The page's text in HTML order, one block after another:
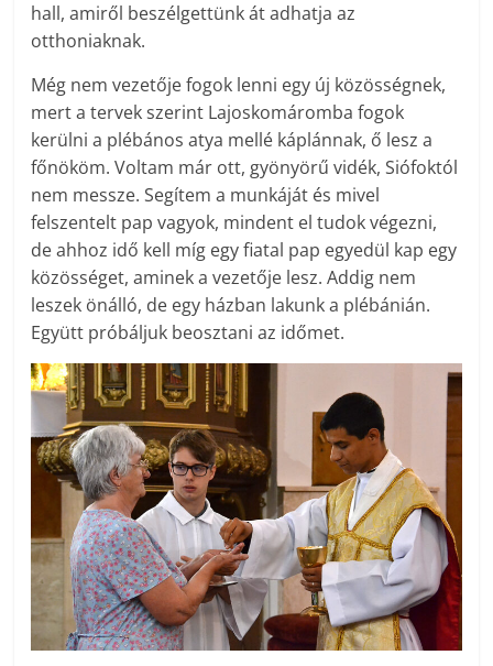
hall, amiről beszélgettünk át adhatja az
otthoniaknak.
Még nem vezetője fogok lenni egy új közösségnek,
mert a tervek szerint Lajos­komáromba fogok
kerülni a plébános atya mellé káplánnak, ő lesz a
főnököm. Voltam már ott, gyönyörű vidék, Siófoktól
nem messze. Segítem a munkáját és mivel
felszentelt pap vagyok, mindent el tudok végezni,
de ahhoz idő kell míg egy fiatal pap egyedül kap egy
közösséget, aminek a vezetője lesz. Addig nem
leszek önálló, de egy házban lakunk a plébánián.
Együtt próbáljuk beosztani az időmet.